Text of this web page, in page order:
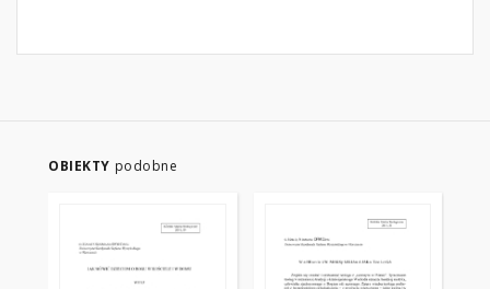
OBIEKTY podobne